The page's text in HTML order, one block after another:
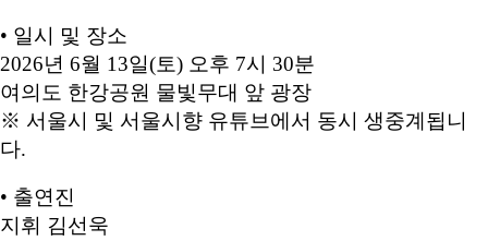
• 일시 및 장소
2026년 6월 13일(토) 오후 7시 30분
여의도 한강공원 물빛무대 앞 광장
※ 서울시 및 서울시향 유튜브에서 동시 생중계됩니
다.
• 출연진
지휘 김선욱